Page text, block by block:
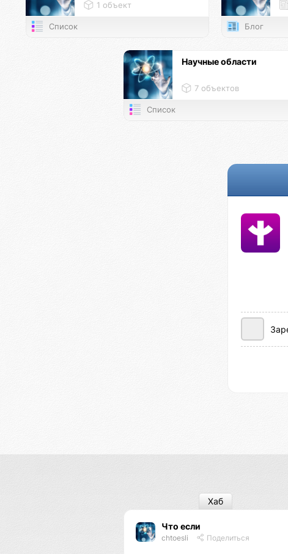
1 объект
Список Блог
Научные области
7 объектов
Список
Что если
chtoesli Поделиться
Хаб